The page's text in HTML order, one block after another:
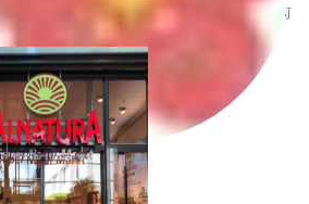
5年前